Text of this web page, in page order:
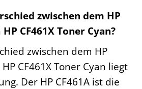
zwischen dem HP
CF461X Toner Cyan?
zwischen dem HP
CF461X Toner Cyan liegt
Der HP CF461A ist die